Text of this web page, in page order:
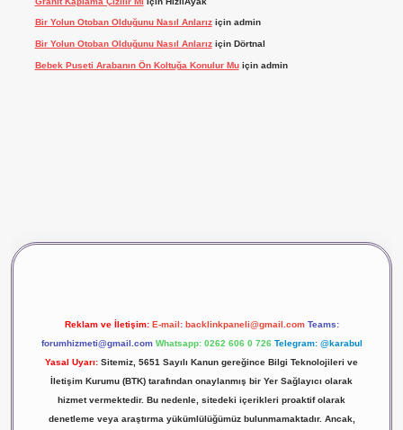
Bir Yolun Otoban Olduğunu Nasıl Anlarıziçin admin
Bir Yolun Otoban Olduğunu Nasıl Anlarıziçin Dörtnal
Bebek Puseti Arabanın Ön Koltuğa Konulur Muiçin admin
Reklam ve İletişim: E-mail: backlinkpaneli@gmail.com Teams:
forumhizmeti@gmail.com Whatsapp: 0262 606 0 726 Telegram: @karabul
Yasal Uyarı: Sitemiz, 5651 Sayılı Kanun gereğince Bilgi Teknolojileri ve
İletişim Kurumu (BTK) tarafından onaylanmış bir Yer Sağlayıcı olarak
hizmet vermektedir. Bu nedenle, sitedeki içerikleri proaktif olarak
denetleme veya araştırma yükümlülüğümüz bulunmamaktadır. Ancak,